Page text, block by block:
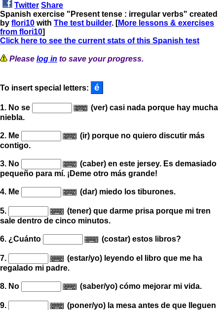
Twitter Share
Spanish exercise "Present tense : irregular verbs" created
by flori10 with The test builder. [More lessons & exercises
from flori10]
Click here to see the current stats of this Spanish test
Please log in to save your progress.
To insert special letters:
1. No se
(ver) casi nada porque hay mucha
niebla.
2. Me
(ir) porque no quiero discutir más
contigo.
3. No
(caber) en este jersey. Es demasiado
pequeño para mí. ¡ Deme otro más grande!
4. Me (dar) miedo los tiburones.
5.
(tener) que darme prisa porque mi tren
sale dentro de cinco minutos.
6. ¿Cuánto (costar) estos libros?
7.
(estar/yo) leyendo el libro que me ha
regalado mi padre.
8. No (saber/yo) cómo mejorar mi vida.
9.
(poner/yo) la mesa antes de que lleguen